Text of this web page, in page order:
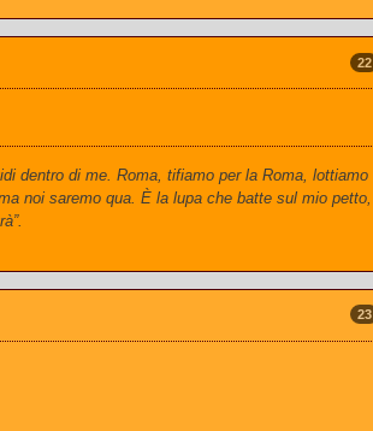
22
dentro di me. Roma, tifiamo per la Roma, lottiamo
noi saremo qua. È la lupa che batte sul mio petto,
23